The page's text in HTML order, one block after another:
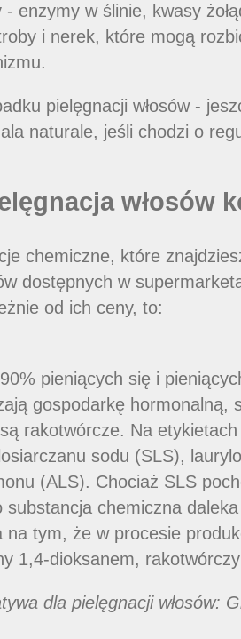
enzymy w ślinie, kwasy
i nerek, które mogą
pielęgnacji włosów -
naturale, jeśli chodzi o
włosów
chemiczne, które
dostępnych w
od ich ceny, to:
pieniących się i
gospodarkę hormonalną,
rakotwórcze. Na
sodu (SLS),
(ALS). Chociaż SLS
substancja chemiczna
na tym, że w procesie
1,4-dioksanem,
dla pielęgnacji włosów: